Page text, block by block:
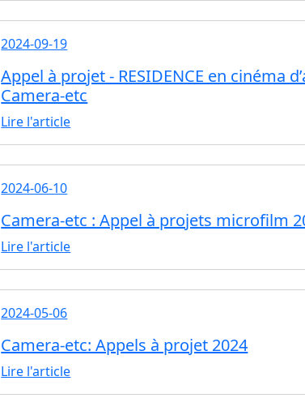
2024-09-19
Appel à projet - RESIDENCE en cinéma
Camera-etc
Lire l'article
2024-06-10
Camera-etc : Appel à projets microfilm
Lire l'article
2024-05-06
Camera-etc: Appels à projet 2024
Lire l'article